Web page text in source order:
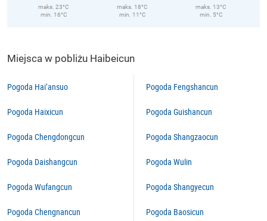
maks. 23°C
min. 16°C
maks. 18°C
min. 11°C
maks. 13°C
min. 5°C
Miejsca w pobliżu Haibeicun
Pogoda Hai’ansuo
Pogoda Haixicun
Pogoda Chengdongcun
Pogoda Daishangcun
Pogoda Wufangcun
Pogoda Chengnancun
Pogoda Fengshancun
Pogoda Guishancun
Pogoda Shangzaocun
Pogoda Wulin
Pogoda Shangyecun
Pogoda Baosicun